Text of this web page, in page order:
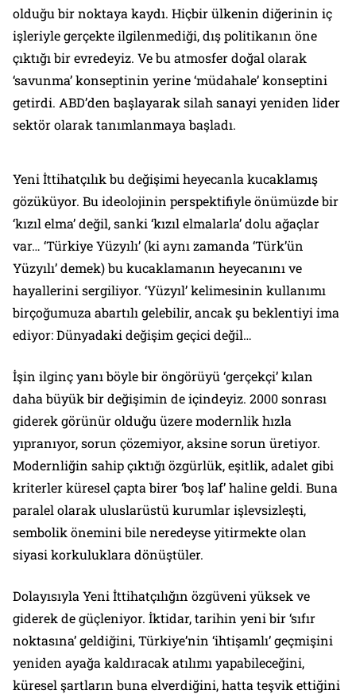
olduğu bir noktaya kaydı. Hiçbir ülkenin diğerinin iç
işleriyle gerçekte ilgilenmediği, dış politikanın öne
çıktığı bir evredeyiz. Ve bu atmosfer doğal olarak
‘savunma’ konseptinin yerine ‘müdahale’ konseptini
getirdi. ABD’den başlayarak silah sanayi yeniden lider
sektör olarak tanımlanmaya başladı.
Yeni İttihatçılık bu değişimi heyecanla kucaklamış
gözüküyor. Bu ideolojinin perspektifiyle önümüzde bir
‘kızıl elma’ değil, sanki ‘kızıl elmalarla’ dolu ağaçlar
var… ‘Türkiye Yüzyılı’ (ki aynı zamanda ‘Türk’ün
Yüzyılı’ demek) bu kucaklamanın heyecanını ve
hayallerini sergiliyor. ‘Yüzyıl’ kelimesinin kullanımı
birçoğumuza abartılı gelebilir, ancak şu beklentiyi ima
ediyor: Dünyadaki değişim geçici değil…
İşin ilginç yanı böyle bir öngörüyü ‘gerçekçi’ kılan
daha büyük bir değişimin de içindeyiz. 2000 sonrası
giderek görünür olduğu üzere modernlik hızla
yıpranıyor, sorun çözemiyor, aksine sorun üretiyor.
Modernliğin sahip çıktığı özgürlük, eşitlik, adalet gibi
kriterler küresel çapta birer ‘boş laf’ haline geldi. Buna
paralel olarak uluslarüstü kurumlar işlevsizleşti,
sembolik önemini bile neredeyse yitirmekte olan
siyasi korkuluklara dönüştüler.
Dolayısıyla Yeni İttihatçılığın özgüveni yüksek ve
giderek de güçleniyor. İktidar, tarihin yeni bir ‘sıfır
noktasına’ geldiğini, Türkiye’nin ‘ihtişamlı’ geçmişini
yeniden ayağa kaldıracak atılımı yapabileceğini,
küresel şartların buna elverdiğini, hatta teşvik ettiğini